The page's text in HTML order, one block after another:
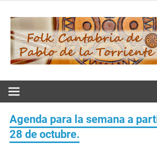
content
Agenda para la semana a
28 de octubre.